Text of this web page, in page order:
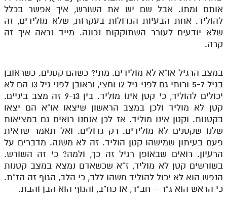
אותם ומתו. אבל שם יש את השורש, איך אפשר בכלל
להוליד. אחת הבעיות הגדולות בעקרות, שלא מולידים, זה
שלא יודעים לעורר השתוקקות נכונה. מייד נראה איך זה
קרה.
במצב הרגיל או"א לא מולידים. מתי? כשהם קטנים. כשראובן
בגיל 5-7 ורותי גם לפני גיל 12 וחצי, וראובן לפני גיל 13 הם לא
יכולים להוליד, כי קטן אינו מוליד. בין 9-13 זה מצב ביניים.
קטן לא מוליד ולכן במצב הראשון שיצאו או"א הם יצאו
בקטנות. וקטן אינו מוליד. אז לכן אנחנו רואים גם במציאות
שלנו שקטנים לא מולידים. רק גדולים. ואל תאמר שראית
פעם בעיתון שמישהו קטן הוליד. זה לא משנה. מדברים על
הרעיון. רואים שבאופן רגיל זה כך, ולמה? כי זה השורש.
בשורשים קטן לא מוליד, ז"א שכשאדם נמצא במצב קטנות
הנפש הוא לא יכול להוליד משהו ללב, כי הלב, הגוף זה הז"ת.
כי הראש הוא ג"ר – חב"ד, או כח"ב, והגוף הוא הבן והבת.